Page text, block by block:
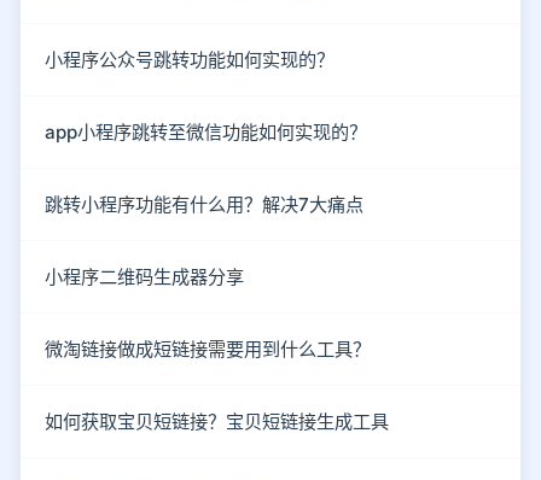
小程序公众号跳转功能如何实现的？
app小程序跳转至微信功能如何实现的？
跳转小程序功能有什么用？解决7大痛点
小程序二维码生成器分享
微淘链接做成短链接需要用到什么工具？
如何获取宝贝短链接？宝贝短链接生成工具